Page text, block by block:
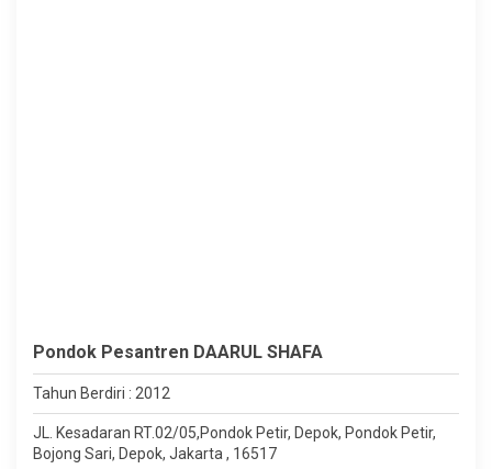
Pondok Pesantren DAARUL SHAFA
Tahun Berdiri : 2012
JL. Kesadaran RT.02/05,Pondok Petir, Depok, Pondok Petir,
Bojong Sari, Depok, Jakarta , 16517